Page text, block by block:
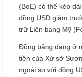
(BoE) có thể kéo
đồng USD giảm
trữ Liên bang Mỹ
Đồng bảng đang ở
tiền của Xứ sở
ngoái so với đồng